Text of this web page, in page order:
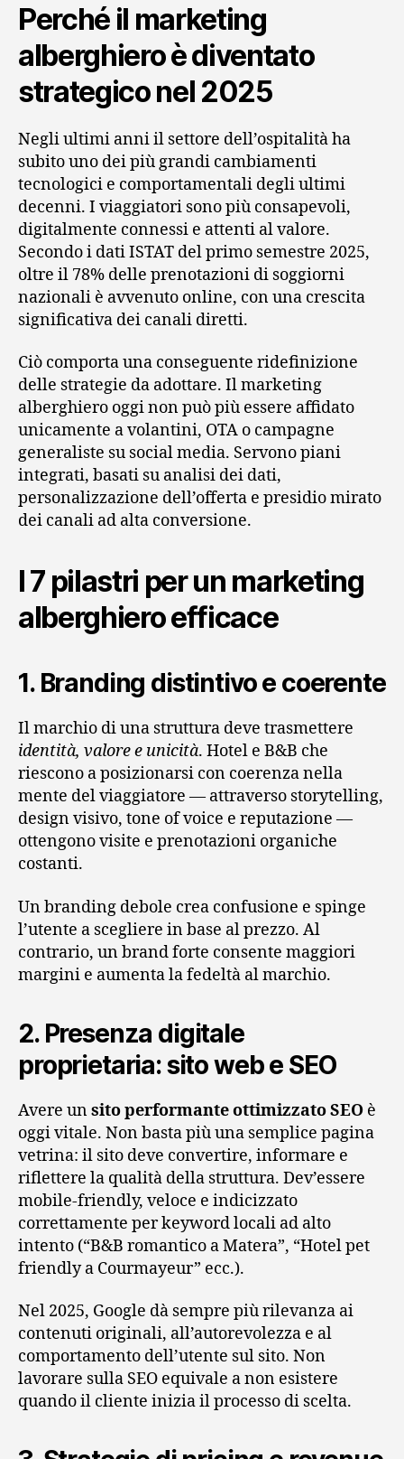
Perché il marketing
alberghiero è diventato
strategico nel 2025
Negli ultimi anni il settore dell’ospitalità ha
subito uno dei più grandi cambiamenti
tecnologici e comportamentali degli ultimi
decenni. I viaggiatori sono più consapevoli,
digitalmente connessi e attenti al valore.
Secondo i dati ISTAT del primo semestre 2025,
oltre il 78% delle prenotazioni di soggiorni
nazionali è avvenuto online, con una crescita
significativa dei canali diretti.
Ciò comporta una conseguente ridefinizione
delle strategie da adottare. Il marketing
alberghiero oggi non può più essere affidato
unicamente a volantini, OTA o campagne
generaliste su social media. Servono piani
integrati, basati su analisi dei dati,
personalizzazione dell’offerta e presidio mirato
dei canali ad alta conversione.
I 7 pilastri per un marketing
alberghiero efficace
1. Branding distintivo e coerente
Il marchio di una struttura deve trasmettere
identità, valore e unicità. Hotel e B&B che
riescono a posizionarsi con coerenza nella
mente del viaggiatore — attraverso storytelling,
design visivo, tone of voice e reputazione —
ottengono visite e prenotazioni organiche
costanti.
Un branding debole crea confusione e spinge
l’utente a scegliere in base al prezzo. Al
contrario, un brand forte consente maggiori
margini e aumenta la fedeltà al marchio.
2. Presenza digitale
proprietaria: sito web e SEO
Avere unsito performante ottimizzato SEO è
oggi vitale. Non basta più una semplice pagina
vetrina: il sito deve convertire, informare e
riflettere la qualità della struttura. Dev’essere
mobile-friendly, veloce e indicizzato
correttamente per keyword locali ad alto
intento (“B&B romantico a Matera”, “Hotel pet
friendly a Courmayeur” ecc.).
Nel 2025, Google dà sempre più rilevanza ai
contenuti originali, all’autorevolezza e al
comportamento dell’utente sul sito. Non
lavorare sulla SEO equivale a non esistere
quando il cliente inizia il processo di scelta.